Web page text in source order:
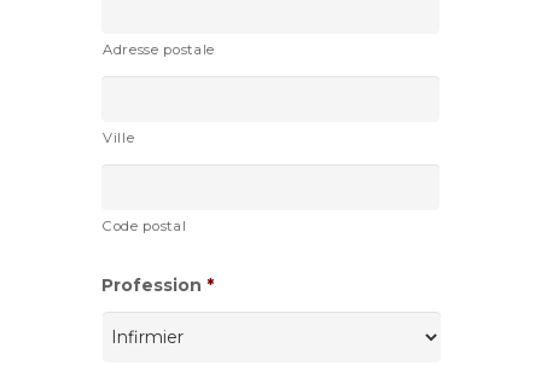
Adresse postale
Ville
Code postal
Profession *